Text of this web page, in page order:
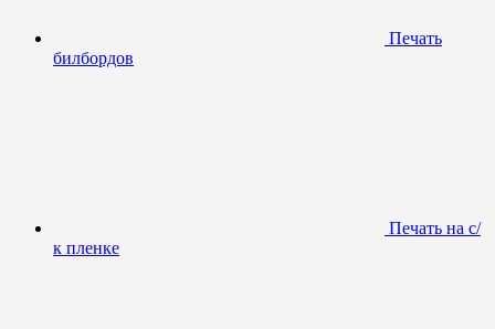
Печать
билбордов
Печать на с/
к пленке